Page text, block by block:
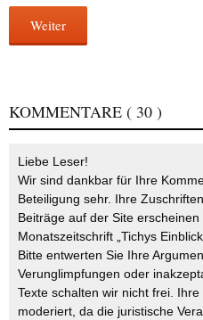
Weiter
KOMMENTARE ( 30 )
Liebe Leser!
Wir sind dankbar für Ihre
Beteiligung sehr. Ihre
Beiträge auf der Site
Monatszeitschrift „Tichys
Bitte entwerten Sie Ihre
Verunglimpfungen oder
Texte schalten wir nicht frei.
moderiert, da die juristische